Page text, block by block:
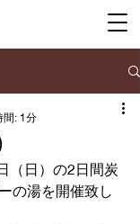
間: 1分
（日）の2日間炭
の湯を開催致し